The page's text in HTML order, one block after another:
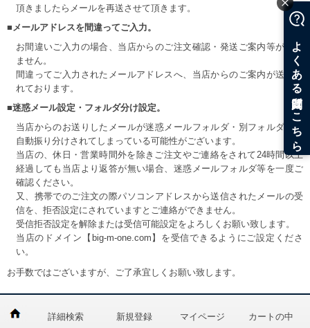
頂きましたらメールを再送させて頂きます。
■メールアドレスを間違ってご入力。
お間違いご入力の場合、当店からのご注文確認・発送ご案内等が届き
ません。
間違ってご入力されたメールアドレスへ、当店からのご案内が送信さ
れております。
■迷惑メール設定・フォルダ分け設定。
当店からのお送りしたメールが迷惑メールフォルダ・別フォルダ等へ
自動振り分けされてしまっている可能性がございます。
当店の、休日・営業時間外を除きご注文やご連絡をされて24時間以上
経過しても当店より返答が無い場合、迷惑メールフォルダ等を一度ご
確認ください。
又、携帯でのご注文の際パソコンアドレスから送信されたメールの受
信を、拒否設定にされていますとご連絡ができません。
受信拒否設定を解除または受信可能設定をよろしくお願い致します。
当店のドメイン【big-m-one.com】を受信できるようにご設定くださ
い。
お手数ではございますが、ご了承宜しくお願い致します。
詳細検索 新規登録 マイページ カートの中